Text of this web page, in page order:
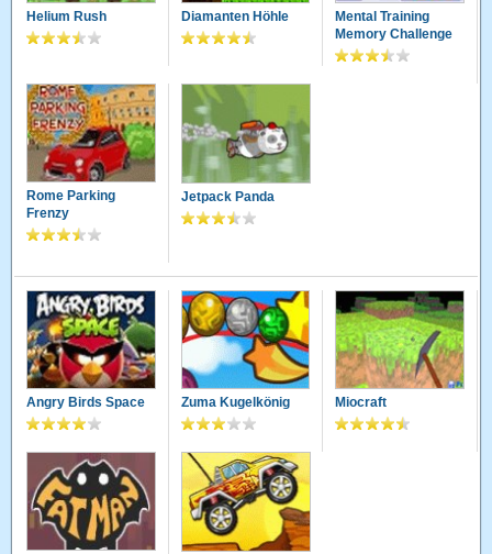
Helium Rush Diamanten Höhle
Mental Training
Memory Challenge
Rome Parking
Frenzy
Jetpack Panda
Angry Birds Space Zuma Kugelkönig Miocraft